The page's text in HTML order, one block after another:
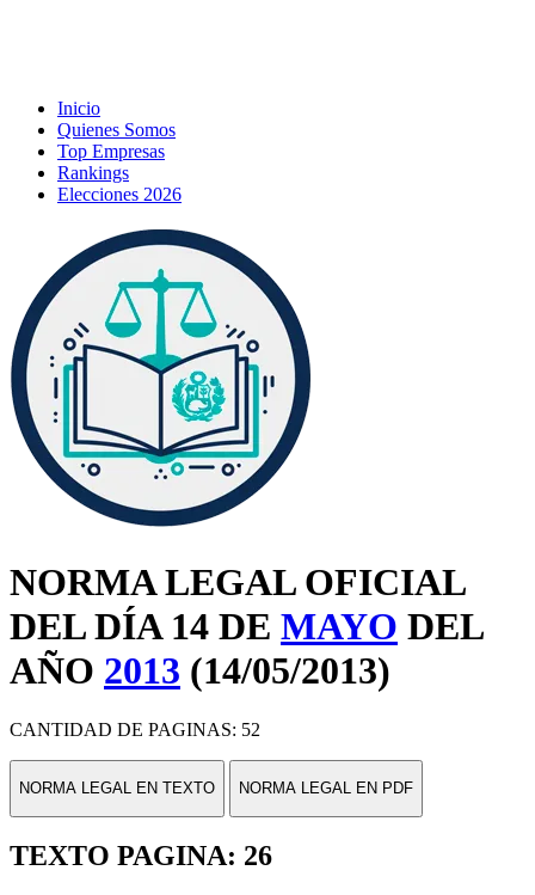
Inicio
Quienes Somos
Top Empresas
Rankings
Elecciones 2026
NORMA LEGAL OFICIAL
DEL DÍA 14 DE MAYO DEL
AÑO 2013 (14/05/2013)
CANTIDAD DE PAGINAS: 52
NORMA LEGAL EN TEXTO NORMA LEGAL EN PDF
TEXTO PAGINA: 26